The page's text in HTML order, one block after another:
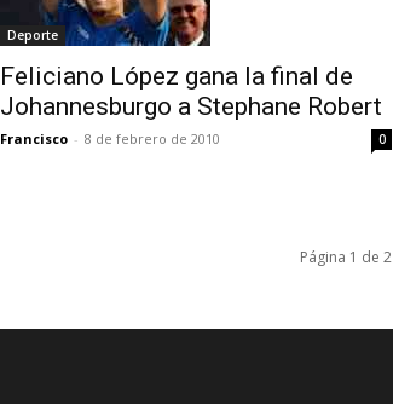
Deporte
Feliciano López gana la final de
Johannesburgo a Stephane Robert
Francisco - 8 de febrero de 2010 0
Página 1 de 2